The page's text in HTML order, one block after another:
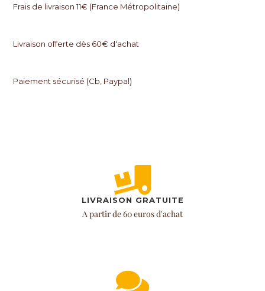
Frais de livraison 11€ (France Métropolitaine)
Livraison offerte dès 60€ d'achat
Paiement sécurisé (Cb, Paypal)
LIVRAISON GRATUITE
A partir de 60 euros d'achat